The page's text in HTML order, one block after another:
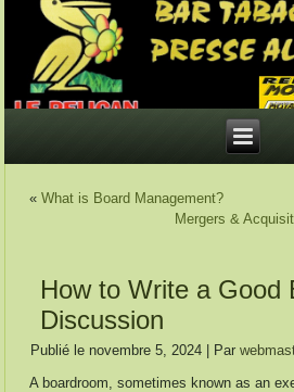
«What is Board Management?
Mergers &
How to Write a Good
Discussion
Publié le novembre 5, 2024 Par
A boardroom, sometimes known as an